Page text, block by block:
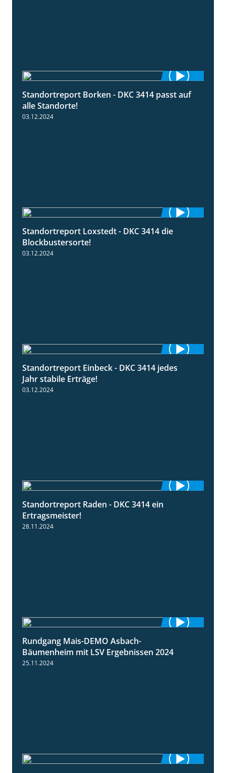
1:23
Standortreport Borken - DKC 3414 passt auf
alle Standorte!
03.12.2024
1:06
Standortreport Loxstedt - DKC 3414 die
Blockbustersorte!
03.12.2024
1:49
Standortreport Einbeck - DKC 3414 jedes
Jahr stabile Erträge!
03.12.2024
Standortreport Raden - DKC 3414 ein
Ertragsmeister!
28.11.2024
Rundgang Mais-DEMO Asbach-
Bäumenheim mit LSV Ergebnissen 2024
25.11.2024